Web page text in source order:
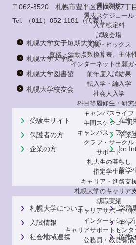
選抜制度
選抜スケジュール
入学検定料
試験会場
入試トピックス
資格・活動点数換算表、主体
インターネット出願ガ
前年度入試結果
転入学・編入学
社会人入学
科目等履修生・研究
キャンパスライフ
年間スケジュール
キャンパス・アクセ
クラブ・サークル
サポート
札大生の暮らし
指定学生寮
キャリア・進路支
札幌大学のキャリア
就職実績
キャリアサポート体
インターンシップ
キャリアサポートセンタ
公務員・教員養成
〒062-8520 札幌市豊平区西岡3条7丁
Tel.
（011）852-1181 （代表）
札幌大学女子短期大学部
札幌大学大学院
札幌大学図書館
札幌大学校友会
受験生サイト
在学
保護者の方
卒業
企業の方
for
s
留学
札幌大学について
学群
入試情報
キャ
社会地域連携
留学